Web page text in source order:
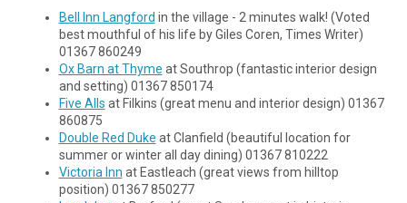
Unsere lokalen Picks ▾
Kontakt
Bell Inn Langford in the village - 2 minutes walk! (Voted
best mouthful of his life by Giles Coren, Times Writer)
01367 860249
Ox Barn at Thyme at Southrop (fantastic interior design
and setting) 01367 850174
Five Alls at Filkins (great menu and interior design) 01367
860875
Double Red Duke at Clanfield (beautiful location for
summer or winter all day dining) 01367 810222
Victoria Inn at Eastleach (great views from hilltop
position) 01367 850277